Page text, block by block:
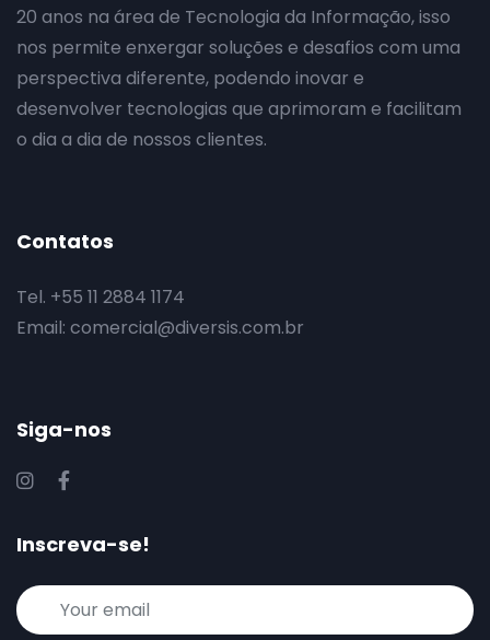
20 anos na área de Tecnologia da Informação, isso
nos permite enxergar soluções e desafios com uma
perspectiva diferente, podendo inovar e
desenvolver tecnologias que aprimoram e facilitam
o dia a dia de nossos clientes.
Contatos
Tel. +55 11 2884 1174
Email: comercial@diversis.com.br
Siga-nos
Inscreva-se!